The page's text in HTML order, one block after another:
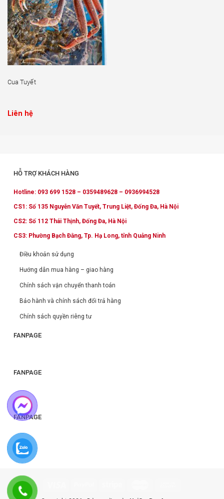
Cua Tuyết
Liên hệ
HỖ TRỢ KHÁCH HÀNG
Hotline: 093 699 1528 – 0359489628 – 0936994528
CS1: Số 135 Nguyễn Văn Tuyết, Trung Liệt, Đống Đa, Hà Nội
CS2: Số 112 Thái Thịnh, Đống Đa, Hà Nội
CS3: Phường Bạch Đằng, Tp. Hạ Long, tỉnh Quảng Ninh
Điều khoản sử dụng
Hướng dẫn mua hàng – giao hàng
Chính sách vận chuyển thanh toán
Bảo hành và chính sách đổi trả hàng
Chính sách quyền riêng tư
FANPAGE
FANPAGE
FANPAGE